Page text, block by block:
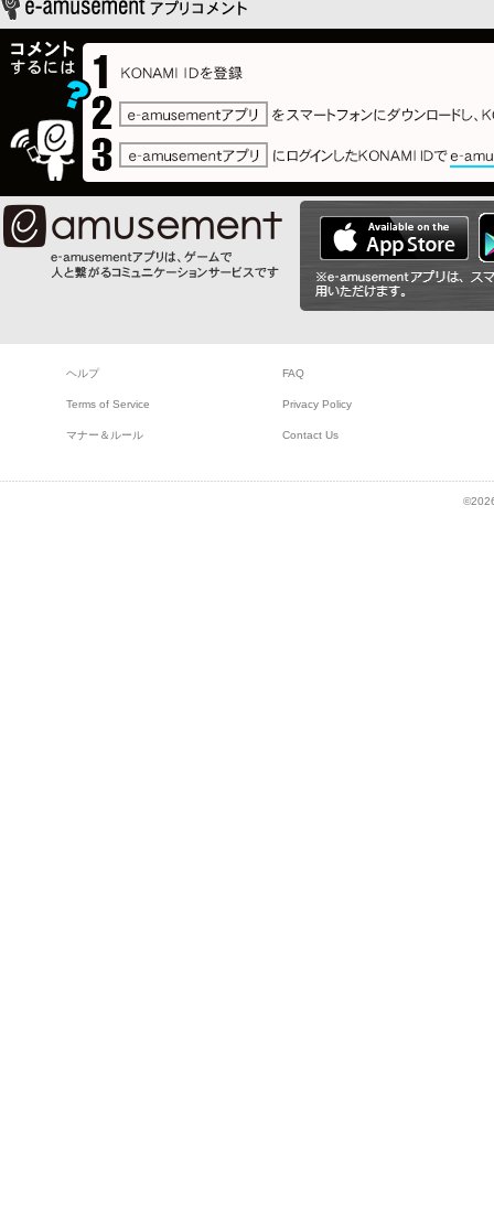
ヘルプ FAQ
Terms of Service Privacy Policy
マナー＆ルール Contact Us